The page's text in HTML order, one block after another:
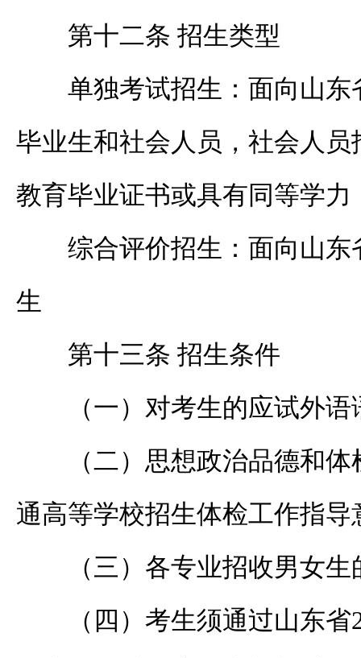
第十二条 招生类型
单独考试招生：面向山东
毕业生和社会人员，社会人
教育毕业证书或具有同等学力
综合评价招生：面向山东
生
第十三条 招生条件
（一）对考生的应试外
（二）思想政治品德和
通高等学校招生体检工作指导
（三）各专业招收男女
（四）考生须通过山东省